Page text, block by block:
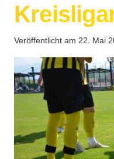
Veröffentlicht am 22. Mai